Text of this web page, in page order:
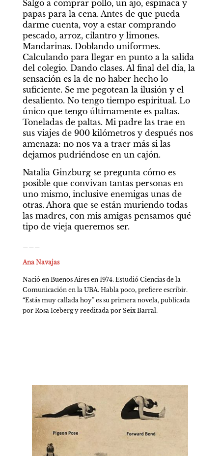
Salgo a comprar pollo, un ajo, espinaca y
papas para la cena. Antes de que pueda
darme cuenta, voy a estar comprando
pescado, arroz, cilantro y limones.
Mandarinas. Doblando uniformes.
Calculando para llegar en punto a la salida
del colegio. Dando clases. Al final del día, la
sensación es la de no haber hecho lo
suficiente. Se me pegotean la ilusión y el
desaliento. No tengo tiempo espiritual. Lo
único que tengo últimamente es paltas.
Toneladas de paltas. Mi padre las trae en
sus viajes de 900 kilómetros y después nos
amenaza: no nos va a traer más si las
dejamos pudriéndose en un cajón.
Natalia Ginzburg se pregunta cómo es
posible que convivan tantas personas en
uno mismo, inclusive enemigas unas de
otras. Ahora que se están muriendo todas
las madres, con mis amigas pensamos qué
tipo de vieja queremos ser.
Ana Navajas
Nació en Buenos Aires en 1974. Estudió Ciencias de la
Comunicación en la UBA. Habla poco, prefiere escribir.
“Estás muy callada hoy” es su primera novela, publicada
por Rosa Iceberg y reeditada por Seix Barral.